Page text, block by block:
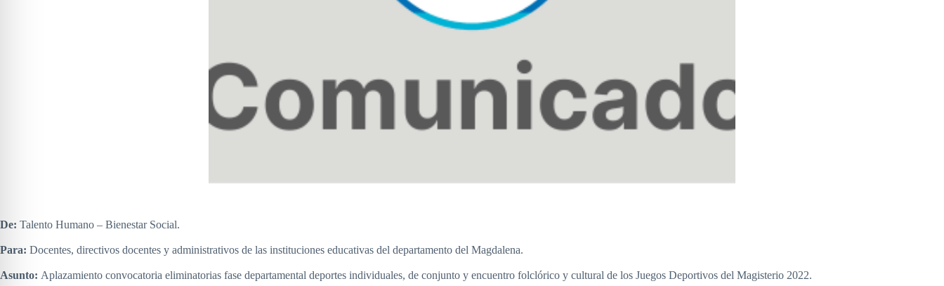
De: Talento Humano – Bienestar Social.
Para: Docentes, directivos docentes y administrativos de las instituciones educativas del departamento del Magdalena.
Asunto: Aplazamiento convocatoria eliminatorias fase departamental deportes individuales, de conjunto y encuentro folclórico y cultural de los Juegos Deportivos del Magisterio 2022.